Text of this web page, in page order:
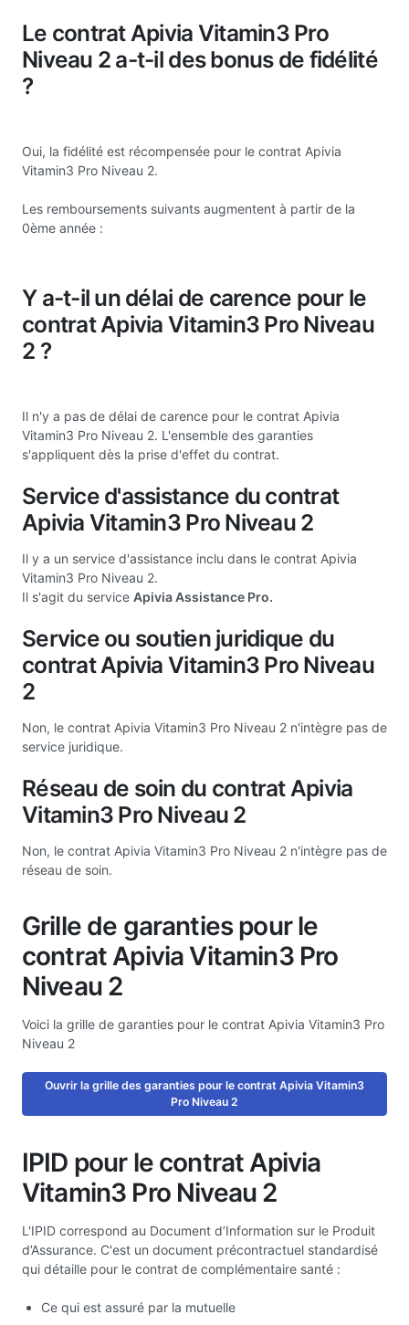
Le contrat Apivia Vitamin3 Pro
Niveau 2 a-t-il des bonus de fidélité
?
Oui, la fidélité est récompensée pour le contrat Apivia
Vitamin3 Pro Niveau 2.
Les remboursements suivants augmentent à partir de la
0ème année :
Y a-t-il un délai de carence pour le
contrat Apivia Vitamin3 Pro Niveau
2 ?
Il n'y a pas de délai de carence pour le contrat Apivia
Vitamin3 Pro Niveau 2. L'ensemble des garanties
s'appliquent dès la prise d'effet du contrat.
Service d'assistance du contrat
Apivia Vitamin3 Pro Niveau 2
Il y a un service d'assistance inclu dans le contrat Apivia
Vitamin3 Pro Niveau 2.
Il s'agit du service Apivia Assistance Pro.
Service ou soutien juridique du
contrat Apivia Vitamin3 Pro Niveau
2
Non, le contrat Apivia Vitamin3 Pro Niveau 2 n'intègre pas de
service juridique.
Réseau de soin du contrat Apivia
Vitamin3 Pro Niveau 2
Non, le contrat Apivia Vitamin3 Pro Niveau 2 n'intègre pas de
réseau de soin.
Grille de garanties pour le
contrat Apivia Vitamin3 Pro
Niveau 2
Voici la grille de garanties pour le contrat Apivia Vitamin3 Pro
Niveau 2
Ouvrir la grille des garanties pour le contrat Apivia Vitamin3
Pro Niveau 2
IPID pour le contrat Apivia
Vitamin3 Pro Niveau 2
L'IPID correspond au Document d’Information sur le Produit
d’Assurance. C'est un document précontractuel standardisé
qui détaille pour le contrat de complémentaire santé :
Ce qui est assuré par la mutuelle